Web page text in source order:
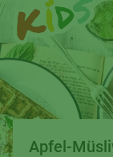
Apfel-